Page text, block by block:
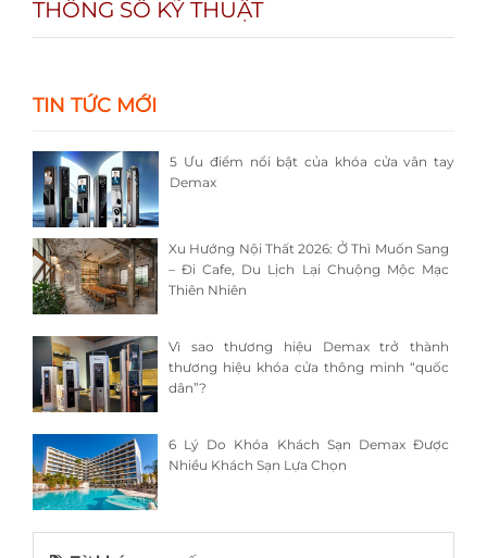
THÔNG SỐ KỸ THUẬT
TIN TỨC MỚI
5 Ưu điểm nổi bật của khóa cửa vân tay
Demax
Xu Hướng Nội Thất 2026: Ở Thì Muốn Sang
– Đi Cafe, Du Lịch Lại Chuộng Mộc Mạc
Thiên Nhiên
Vì sao thương hiệu Demax trở thành
thương hiệu khóa cửa thông minh “quốc
dân”?
6 Lý Do Khóa Khách Sạn Demax Được
Nhiều Khách Sạn Lựa Chọn